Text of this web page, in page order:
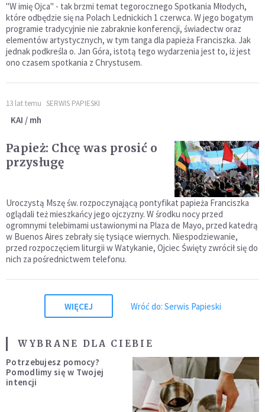
"W imię Ojca" - tak brzmi temat tegorocznego Spotkania Młodych,
które odbędzie się na Polach Lednickich 1 czerwca. W jego bogatym
programie tradycyjnie nie zabraknie konferencji, świadectw oraz
elementów artystycznych, w tym tanga dla papieża Franciszka. Jak
jednak podkreśla o. Jan Góra, istotą tego wydarzenia jest to, iż jest
ono czasem spotkania z Chrystusem.
13 lat temu SERWIS PAPIESKI
KAI / mh
Papież: Chcę was prosić o
przysługę
Uroczystą Mszę św. rozpoczynającą pontyfikat papieża Franciszka
oglądali też mieszkańcy jego ojczyzny. W środku nocy przed
ogromnymi telebimami ustawionymi na Plaza de Mayo, przed katedrą
w Buenos Aires zebrały się tysiące wiernych. Niespodziewanie,
przed rozpoczęciem liturgii w Watykanie, Ojciec Święty zwrócił się do
nich za pośrednictwem telefonu.
WIĘCEJ Wróć do: Serwis Papieski
WYBRANE DLA CIEBIE
Potrzebujesz pomocy?
Pomodlimy się w Twojej
intencji